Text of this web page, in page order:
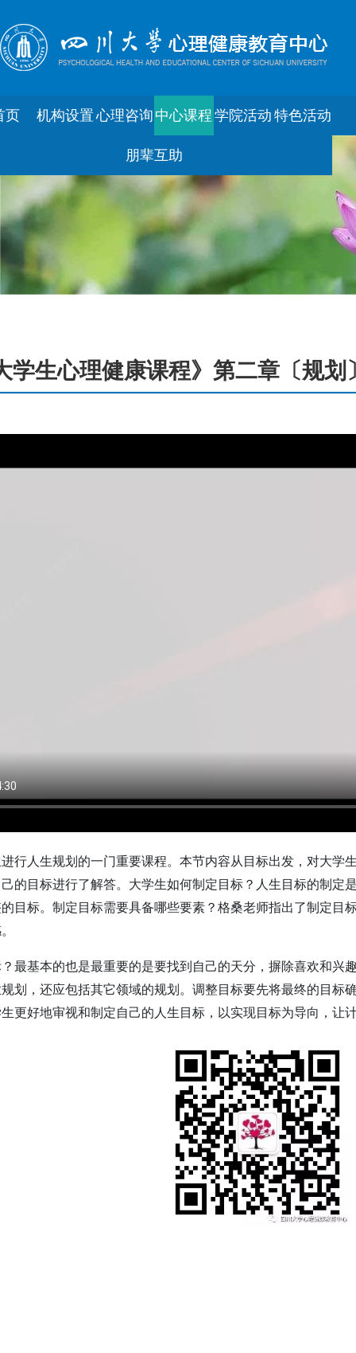
页 机构设置心理咨询中心课程学院活动特色活动
朋辈互助
学生心理健康课程》第二章〔规
行人生规划的一门重要课程。本节内容从目标出发，对大学
的目标进行了解答。大学生如何制定目标？人生目标的制定
目标。制定目标需要具备哪些要素？格桑老师指出了制定目
最基本的也是最重要的是要找到自己的天分，摒除喜欢和兴
划，还应包括其它领域的规划。调整目标要先将最终的目标
更好地审视和制定自己的人生目标，以实现目标为导向，让